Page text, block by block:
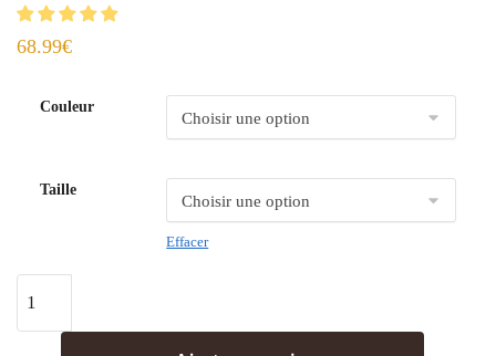
68.99€
Couleur
Taille
Effacer